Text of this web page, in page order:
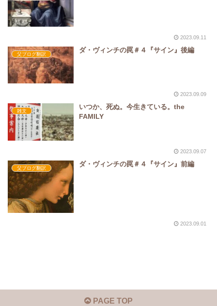
2023.09.11
父ブログ翻訳
ダ・ヴィンチの罠＃４『サイン』後編
2023.09.09
雑文
いつか、死ぬ。今生きている。the
FAMILY
2023.09.07
父ブログ翻訳
ダ・ヴィンチの罠＃４『サイン』前編
2023.09.01
PAGE TOP